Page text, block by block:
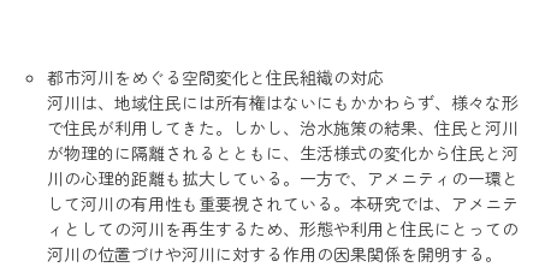
都市河川をめぐる空間変化と住民組織の対応
河川は、地域住民には所有権はないにもかかわらず、様々な形
で住民が利用してきた。しかし、治水施策の結果、住民と河川
が物理的に隔離されるとともに、生活様式の変化から住民と河
川の心理的距離も拡大している。一方で、アメニティの一環と
して河川の有用性も重要視されている。本研究では、アメニテ
ィとしての河川を再生するため、形態や利用と住民にとっての
河川の位置づけや河川に対する作用の因果関係を開明する。